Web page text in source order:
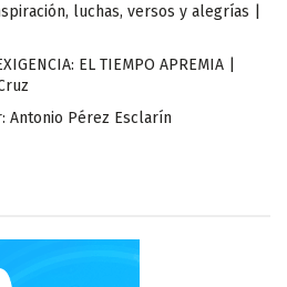
luchas, versos y alegrías |
EL TIEMPO APREMIA |
Antonio Pérez Esclarín